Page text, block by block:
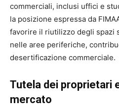
commerciali, inclusi uffici e
la posizione espressa da
favorire il riutilizzo degli spazi
nelle aree periferiche,
desertificazione commerciale.
Tutela dei proprietari
mercato